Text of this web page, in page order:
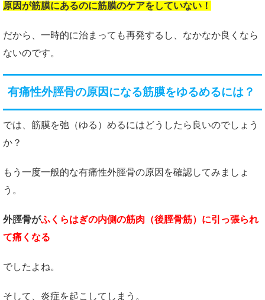
原因が筋膜にあるのに筋膜のケアをしていない！
だから、一時的に治まっても再発するし、なかなか良くなら
ないのです。
有痛性外脛骨の原因になる筋膜をゆるめるには？
では、筋膜を弛（ゆる）めるにはどうしたら良いのでしょう
か？
もう一度一般的な有痛性外脛骨の原因を確認してみましょ
う。
外脛骨がふくらはぎの内側の筋肉（後脛骨筋）に引っ張られ
て痛くなる
でしたよね。
そして、炎症を起こしてしまう。